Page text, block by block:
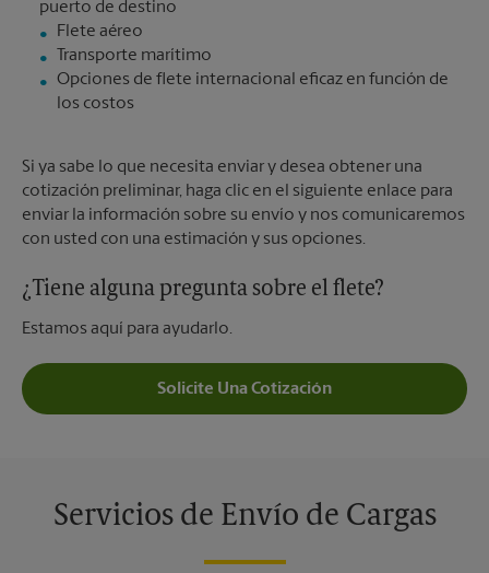
Flete aéreo
Transporte marítimo
Opciones de flete internacional eficaz en función de
los costos
Si ya sabe lo que necesita enviar y desea obtener una
cotización preliminar, haga clic en el siguiente enlace para
enviar la información sobre su envío y nos comunicaremos
con usted con una estimación y sus opciones.
¿Tiene alguna pregunta sobre el flete?
Estamos aquí para ayudarlo.
Solicite Una Cotización
Servicios de Envío de Cargas